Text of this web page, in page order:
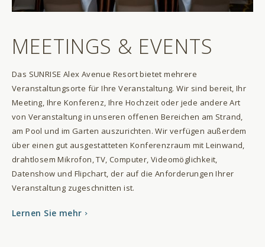
MEETINGS & EVENTS
Das SUNRISE Alex Avenue Resort bietet mehrere
Veranstaltungsorte für Ihre Veranstaltung. Wir sind bereit, Ihr
Meeting, Ihre Konferenz, Ihre Hochzeit oder jede andere Art
von Veranstaltung in unseren offenen Bereichen am Strand,
am Pool und im Garten auszurichten. Wir verfügen außerdem
über einen gut ausgestatteten Konferenzraum mit Leinwand,
drahtlosem Mikrofon, TV, Computer, Videomöglichkeit,
Datenshow und Flipchart, der auf die Anforderungen Ihrer
Veranstaltung zugeschnitten ist.
Lernen Sie mehr